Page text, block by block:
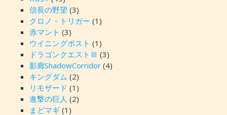
信長の野望 (3)
クロノ・トリガー (1)
赤マント (3)
ウイニングポスト (1)
ドラゴンクエストⅢ (3)
影廊ShadowCorridor(4)
キングダム (2)
リモザード (1)
進撃の巨人 (2)
まどマギ(1)